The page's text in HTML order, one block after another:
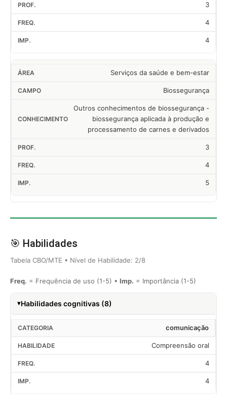
3
4
4
Serviços da saúde e bem-estar
Biossegurança
Outros conhecimentos de biossegurança -
biossegurança aplicada à produção e
processamento de carnes e derivados
3
4
5
🎯 Habilidades
Tabela CBO/MTE • Nível de Habilidade: 2/8
Freq. = Frequência de uso (1-5) • Imp. = Importância (1-5)
Habilidades cognitivas (8)
comunicação
Compreensão oral
4
4